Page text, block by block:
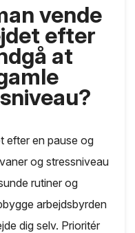
vende
efter
at
efter en pause og
og stressniveau
rutiner og
arbejdsbyrden
dig selv. Prioritér